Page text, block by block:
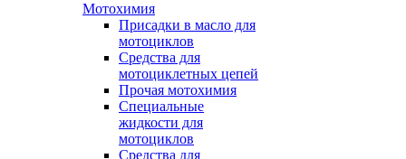
Мотохимия
Присадки в масло для
мотоциклов
Средства для
мотоциклетных цепей
Прочая мотохимия
Специальные
жидкости для
мотоциклов
Средства для